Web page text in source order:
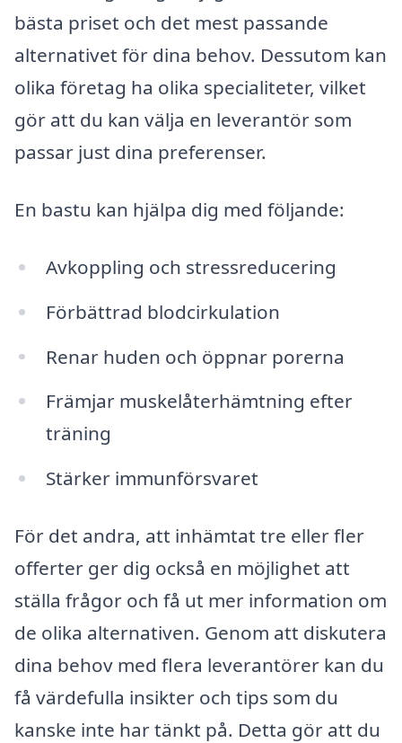
bästa priset och det mest passande
alternativet för dina behov. Dessutom kan
olika företag ha olika specialiteter, vilket
gör att du kan välja en leverantör som
passar just dina preferenser.
En bastu kan hjälpa dig med följande:
Avkoppling och stressreducering
Förbättrad blodcirkulation
Renar huden och öppnar porerna
Främjar muskelåterhämtning efter
träning
Stärker immunförsvaret
För det andra, att inhämtat tre eller fler
offerter ger dig också en möjlighet att
ställa frågor och få ut mer information om
de olika alternativen. Genom att diskutera
dina behov med flera leverantörer kan du
få värdefulla insikter och tips som du
kanske inte har tänkt på. Detta gör att du